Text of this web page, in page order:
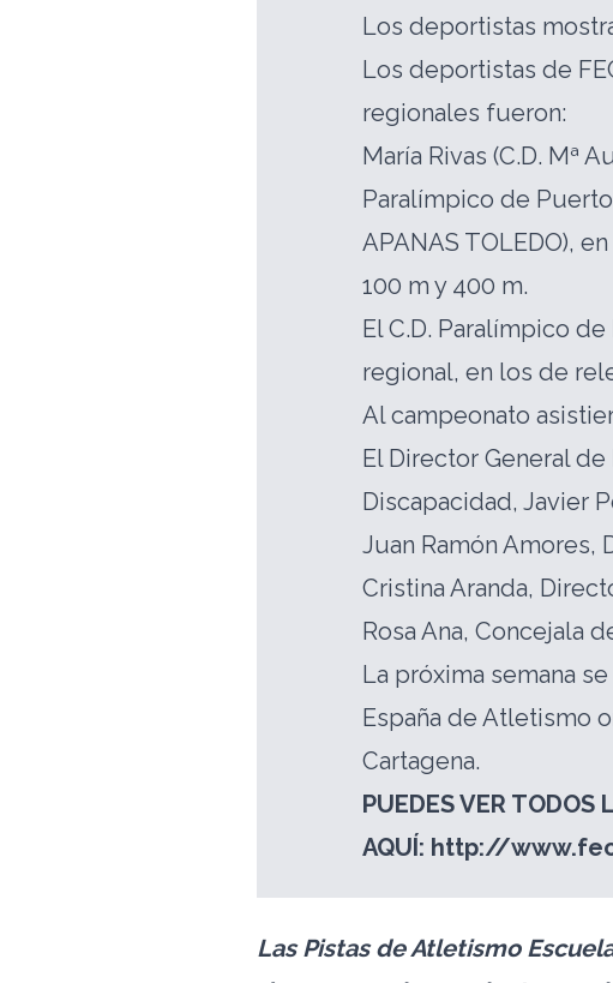
Los deportistas
Los deportistas de
regionales fueron:
María Rivas (C.D. Mª
Paralímpico de
APANAS TOLEDO),
100 m y 400 m.
El C.D. Paralímpico
regional, en los de
Al campeonato
El Director General
Discapacidad, Javier
Juan Ramón Amores,
Cristina Aranda,
Rosa Ana, Concejala
La próxima semana
España de Atletismo
Cartagena.
PUEDES VER TODOS
AQUÍ: http://
Las Pistas de Atletismo